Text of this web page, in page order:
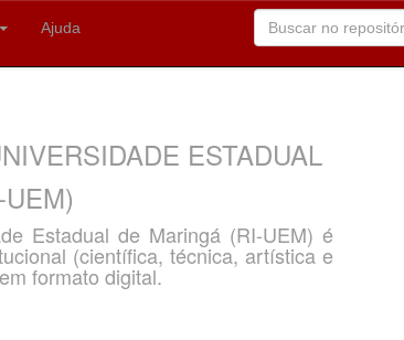
Ajuda
ESTADUAL
Estadual de Maringá (RI-UEM) é
(científica, técnica, artística e
formato digital.